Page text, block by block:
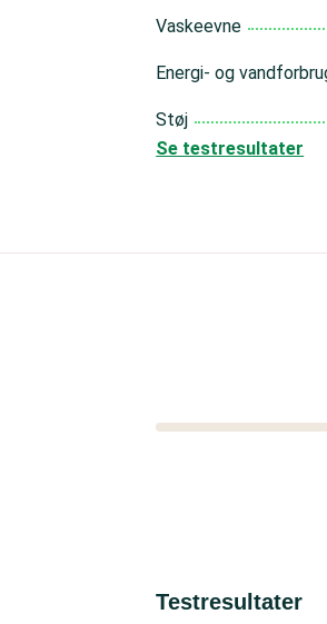
Vaskeevne
Energi- og
Støj
Se testresultater
Testresultater